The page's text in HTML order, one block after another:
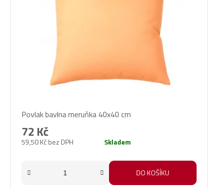
Povlak bavlna meruňka 40x40 cm
59,50 Kč bez DPH
72 Kč
Skladem
DO KOŠÍKU